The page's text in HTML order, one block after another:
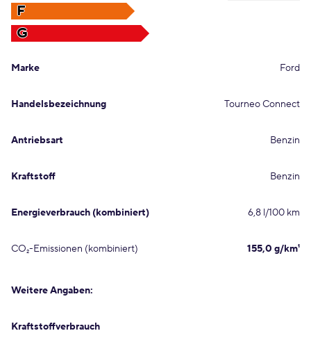
F
G
Marke Ford
Handelsbezeichnung Tourneo Connect
Antriebsart Benzin
Kraftstoff Benzin
Energieverbrauch (kombiniert) 6,8 l/100 km
CO₂-Emissionen (kombiniert) 155,0 g/km¹
Weitere Angaben:
Kraftstoffverbrauch